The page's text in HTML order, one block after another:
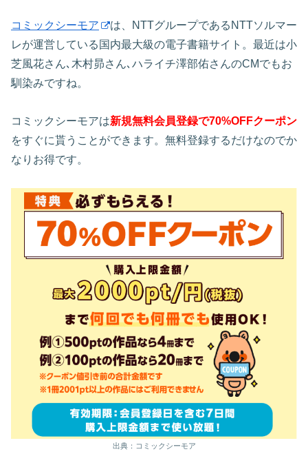
コミックシーモア
は、NTTグループであるNTTソルマー
レが運営している国内最大級の電子書籍サイト。最近は小
芝風花さん､木村昴さん､ハライチ澤部佑さんのCMでもお
馴染みですね。
コミックシーモアは新規無料会員登録で70%OFFクーポン
をすぐに貰うことができます。無料登録するだけなのでか
なりお得です。
出典：コミックシーモア